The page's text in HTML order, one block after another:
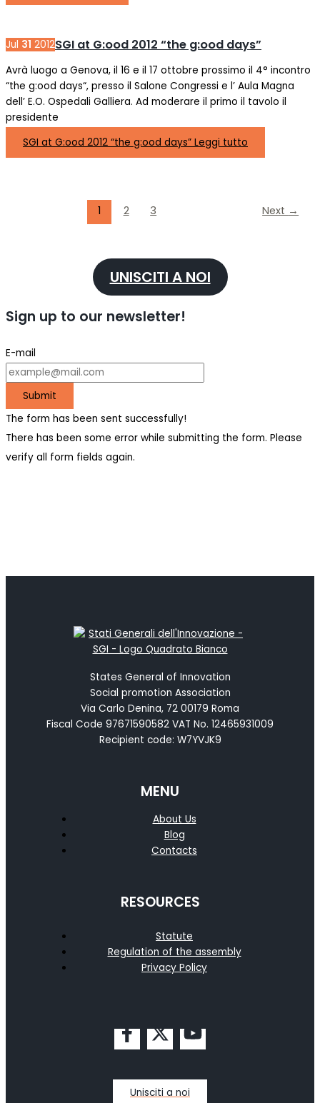
Jul 31 2012SGI at G:ood 2012 “the g:ood days”
Avrà luogo a Genova, il 16 e il 17 ottobre prossimo il 4° incontro
“the g:ood days“, presso il Salone Congressi e l’ Aula Magna
dell’ E.O. Ospedali Galliera. Ad moderare il primo il tavolo il
presidente
SGI at G:ood 2012 “the g:ood days” Leggi tutto
1 2 3 Next →
UNISCITI A NOI
Sign up to our newsletter!
E-mail
Submit
The form has been sent successfully!
There has been some error while submitting the form. Please
verify all form fields again.
States General of Innovation
Social promotion Association
Via Carlo Denina, 72 00179 Roma
Fiscal Code 97671590582 VAT No. 12465931009
Recipient code: W7YVJK9
MENU
About Us
Blog
Contacts
RESOURCES
Statute
Regulation of the assembly
Privacy Policy
Unisciti a noi